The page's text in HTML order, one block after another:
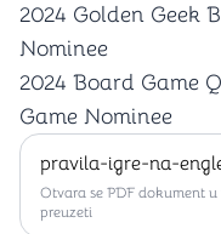
2024 Golden Geek
Nominee
2024 Board Game
Game Nominee
pravila-igre-na-
Otvara se PDF dokument
preuzeti